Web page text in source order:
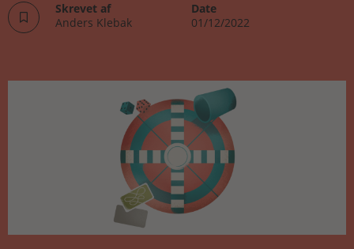
Skrevet af
Anders Klebak
Date
01/12/2022